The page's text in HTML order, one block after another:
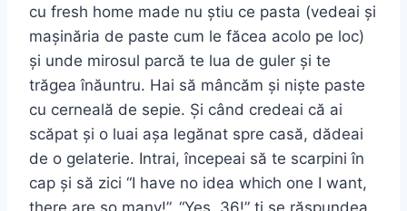
cu fresh home made nu știu ce pasta (vedeai și
mașinăria de paste cum le făcea acolo pe loc)
și unde mirosul parcă te lua de guler și te
trăgea înăuntru. Hai să mâncăm și niște paste
cu cerneală de sepie. Și când credeai că ai
scăpat și o luai așa legănat spre casă, dădeai
de o gelaterie. Intrai, începeai să te scarpini în
cap și să zici “I have no idea which one I want,